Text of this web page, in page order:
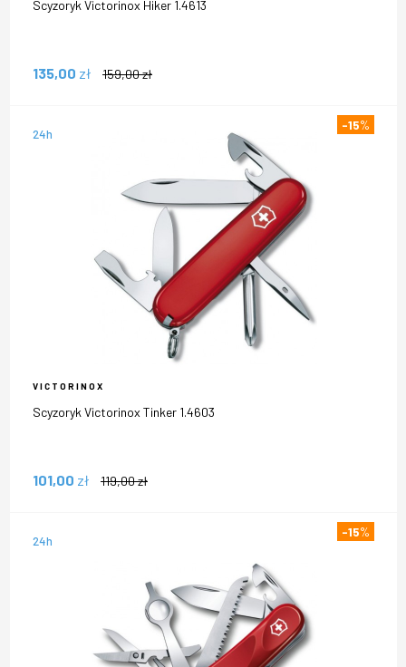
Scyzoryk Victorinox Hiker 1.4613
135,00 zł 159,00zł
24h
-15%
VICTORINOX
Scyzoryk Victorinox Tinker 1.4603
101,00 zł 119,00zł
24h
-15%